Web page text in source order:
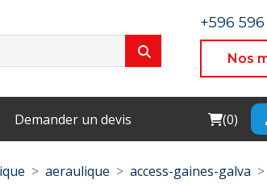
+596
Nos
Demander un devis Cart
(0)
aeraulique access-gaines-galva